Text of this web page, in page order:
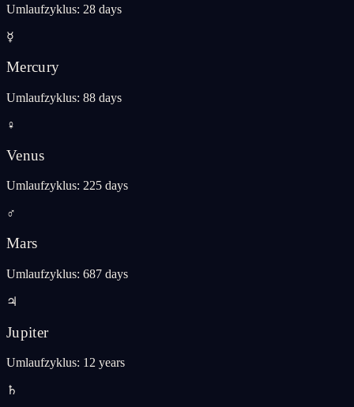
Umlaufzyklus: 28 days
☿
Mercury
Umlaufzyklus: 88 days
♀
Venus
Umlaufzyklus: 225 days
♂
Mars
Umlaufzyklus: 687 days
♃
Jupiter
Umlaufzyklus: 12 years
♄